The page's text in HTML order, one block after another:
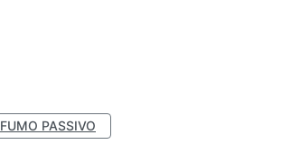
FUMO PASSIVO